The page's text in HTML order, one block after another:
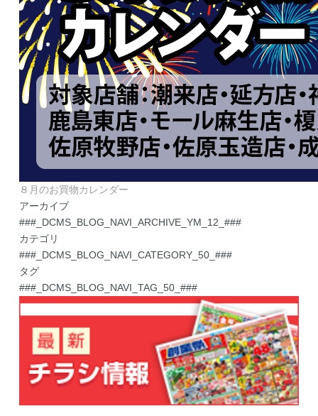
８月のお買物カレンダー
アーカイブ
###_DCMS_BLOG_NAVI_ARCHIVE_YM_12_###
カテゴリ
###_DCMS_BLOG_NAVI_CATEGORY_50_###
タグ
###_DCMS_BLOG_NAVI_TAG_50_###